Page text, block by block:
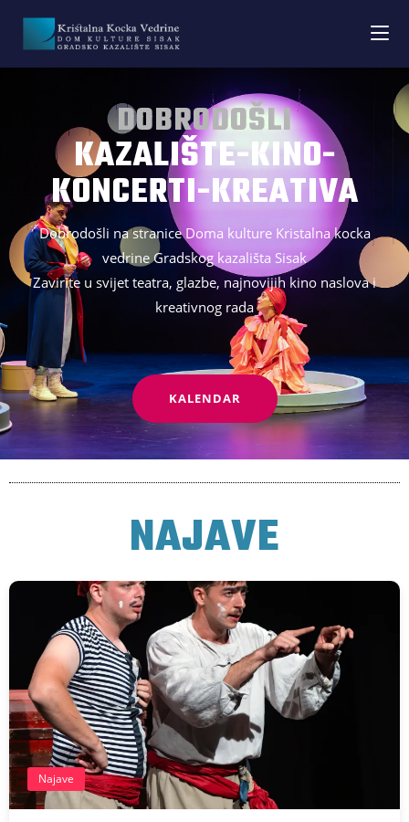
DOBRODOŠLI
KAZALIŠTE-KINO-
KONCERTI-KREATIVA
Dobrodošli na stranice Doma kulture Kristalna kocka
vedrine Gradskog kazališta Sisak
Zavirite u svijet teatra, glazbe, najnovijih kino naslova i
kreativnog rada
KALENDAR
NAJAVE
Najave